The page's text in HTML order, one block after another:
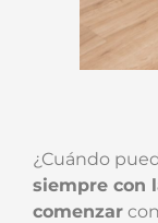
¿Cuándo
siempre con
comenzar